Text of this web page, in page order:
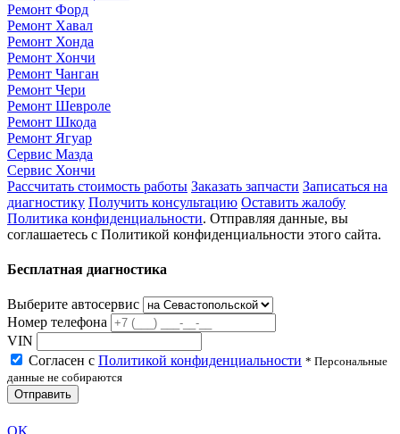
Ремонт Форд
Ремонт Хавал
Ремонт Хонда
Ремонт Хончи
Ремонт Чанган
Ремонт Чери
Ремонт Шевроле
Ремонт Шкода
Ремонт Ягуар
Сервис Мазда
Сервис Хончи
Рассчитать стоимость работы Заказать запчасти Записаться на
диагностику Получить консультацию Оставить жалобу
Политика конфиденциальности. Отправляя данные, вы
соглашаетесь с Политикой конфиденциальности этого сайта.
Бесплатная диагностика
Выберите автосервис
Номер телефона
VIN
Согласен с Политикой конфиденциальности * Персональные
данные не собираются
Отправить
OK